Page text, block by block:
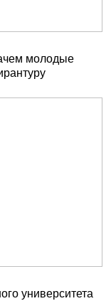
молодые
университета